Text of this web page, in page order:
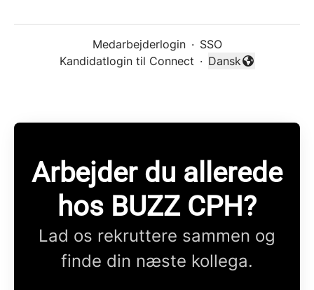
Medarbejderlogin · SSO
Kandidatlogin til Connect ·
Skift sprog
Dansk
Arbejder du allerede
hos BUZZ CPH?
Lad os rekruttere sammen og
finde din næste kollega.